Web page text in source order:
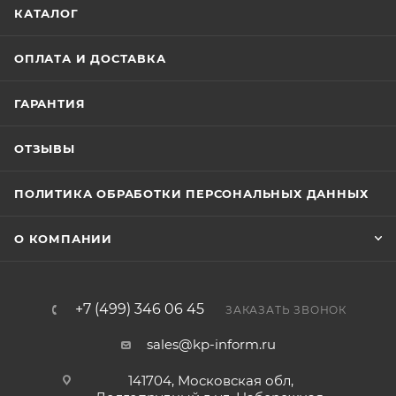
КАТАЛОГ
ОПЛАТА И ДОСТАВКА
ГАРАНТИЯ
ОТЗЫВЫ
ПОЛИТИКА ОБРАБОТКИ ПЕРСОНАЛЬНЫХ ДАННЫХ
О КОМПАНИИ
+7 (499) 346 06 45 ЗАКАЗАТЬ ЗВОНОК
sales@kp-inform.ru
141704, Московская обл,